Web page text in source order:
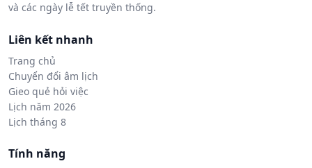
và các ngày lễ tết truyền thống.
Liên kết nhanh
Trang chủ
Chuyển đổi âm lịch
Gieo quẻ hỏi việc
Lịch năm 2026
Lịch tháng 8
Tính năng